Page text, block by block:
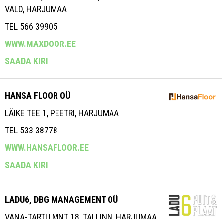
VALD, HARJUMAA
TEL 566 39905
WWW.MAXDOOR.EE
SAADA KIRI
HANSA FLOOR OÜ
LÄIKE TEE 1, PEETRI, HARJUMAA
TEL 533 38778
WWW.HANSAFLOOR.EE
SAADA KIRI
LADU6, DBG MANAGEMENT OÜ
VANA-TARTU MNT 18, TALLINN, HARJUMAA